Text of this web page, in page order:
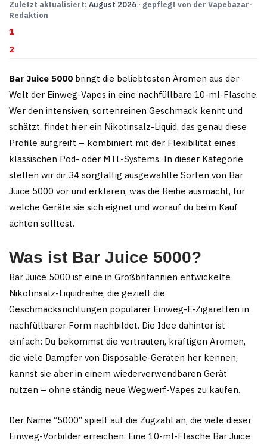
Varianten
auf.
Die
Optionen
werden
Varianten
werden
Zuletzt aktualisiert: August 2026 · gepflegt von der Vapebazar-
Redaktion
1
2
Bar Juice 5000 bringt die beliebtesten Aromen aus der
Welt der Einweg-Vapes in eine nachfüllbare 10-ml-Flasche.
Wer den intensiven, sortenreinen Geschmack kennt und
schätzt, findet hier ein Nikotinsalz-Liquid, das genau diese
Profile aufgreift – kombiniert mit der Flexibilität eines
klassischen Pod- oder MTL-Systems. In dieser Kategorie
stellen wir dir 34 sorgfältig ausgewählte Sorten von Bar
Juice 5000 vor und erklären, was die Reihe ausmacht, für
welche Geräte sie sich eignet und worauf du beim Kauf
achten solltest.
Was ist Bar Juice 5000?
Bar Juice 5000 ist eine in Großbritannien entwickelte
Nikotinsalz-Liquidreihe, die gezielt die
Geschmacksrichtungen populärer Einweg-E-Zigaretten in
nachfüllbarer Form nachbildet. Die Idee dahinter ist
einfach: Du bekommst die vertrauten, kräftigen Aromen,
die viele Dampfer von Disposable-Geräten her kennen,
kannst sie aber in einem wiederverwendbaren Gerät
nutzen – ohne ständig neue Wegwerf-Vapes zu kaufen.
Der Name “5000” spielt auf die Zugzahl an, die viele dieser
Einweg-Vorbilder erreichen. Eine 10-ml-Flasche Bar Juice